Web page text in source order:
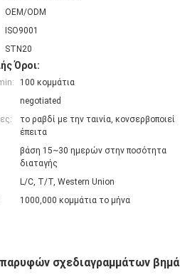
OEM/ODM
ISO9001
STN20
Όροι:
100 κομμάτια
negotiated
το ραβδί με την ταινία, κονσερβοποιεί
έπειτα
βάση 15~30 ημερών στην ποσότητα
διαταγής
L/C, T/T, Western Union
1000,000 κομμάτια το μήνα
σχεδιαγραμμάτων